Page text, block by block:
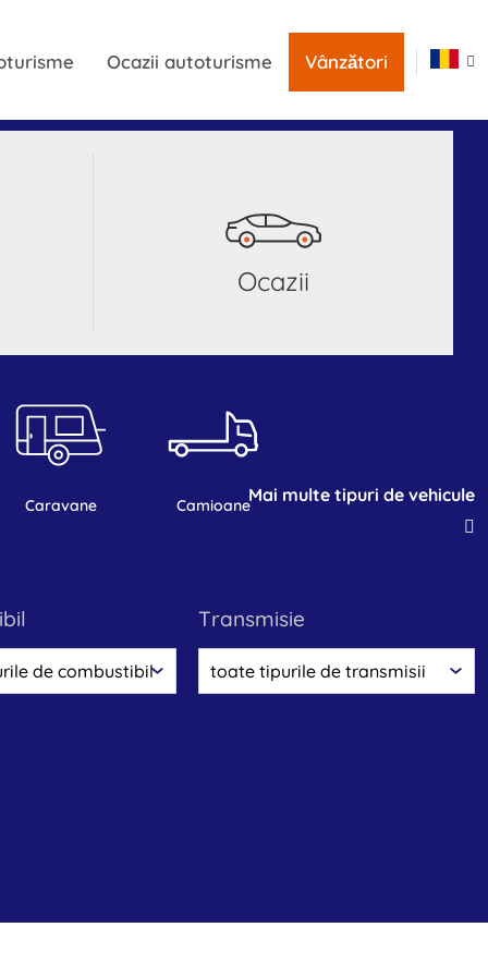
Ocazii autoturisme Vânzători
Ocazii
caravane camioane
Mai multe tipuri de vehicule
transmisie